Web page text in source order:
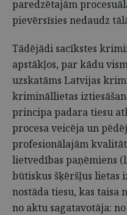
paredzētajām
pievērsīsies nedaudz
Tādējādi sacīkstes
apstākļos, par kādu
uzskatāms Latvijas
krimināllietas
principa padara tiesu
procesa veicēja un
profesionālajām
lietvedības paņēmiens
būtiskus šķēršļus lietas
nostāda tiesu, kas taisa
no aktu sagatavotāja: